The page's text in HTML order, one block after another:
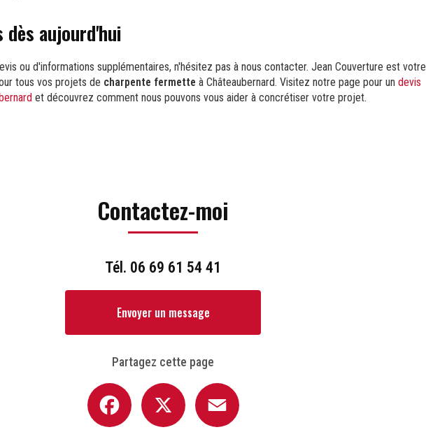
dès aujourd'hui
ou d'informations supplémentaires, n'hésitez pas à nous contacter. Jean Couverture est votre
tous vos projets de charpente fermette à Châteaubernard. Visitez notre page pour un devis
et découvrez comment nous pouvons vous aider à concrétiser votre projet.
Contactez-moi
Tél. 06 69 61 54 41
Envoyer un message
Partagez cette page
Facebook